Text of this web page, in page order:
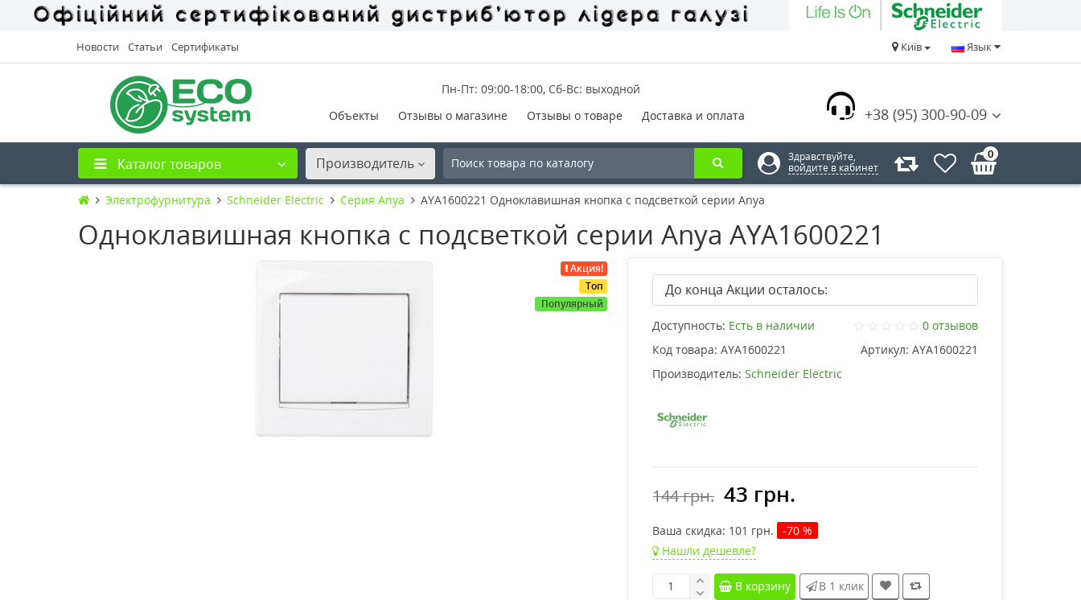
Новости Статьи Сертификаты Язык
Київ
+38 (95) 300-90-09
Пн-Пт: 09:00-18:00, Сб-Вс: выходной
Объекты
Отзывы о магазине Отзывы о товаре Доставка и оплата
Каталог товаров Производитель
Здравствуйте,
войдите в кабинет
0
Электрофурнитура Schneider Electric Серия Anya AYA1600221 Одноклавишная кнопка с подсветкой серии Anya
Одноклавишная кнопка с подсветкой серии Anya AYA1600221
Акция!
Топ
Популярный
До конца Акции осталось:
Доступность: Есть в наличии
0 отзывов
Код товара: AYA1600221 Артикул: AYA1600221
Производитель: Schneider Electric
144 грн. 43 грн.
Ваша cкидка: 101 грн.
-70 %
Нашли дешевле?
В корзину В 1 клик